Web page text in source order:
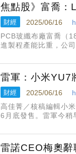
焦點股》富喬：
財經 2025/06/16
PCB玻纖布廠富喬（
進製程產能比重，公
雷軍：小米YU7
財經 2025/06/16
高佳菁／核稿編輯小
6月底發售。雷軍今稍
雷諾CEO梅奧